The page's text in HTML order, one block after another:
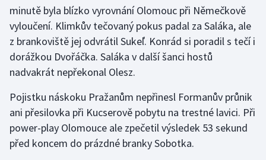
minutě byla blízko vyrovnání Olomouc při Němečkově
vyloučení. Klimkův tečovaný pokus padal za Saláka, ale
z brankoviště jej odvrátil Sukeľ. Konrád si poradil s tečí i
dorážkou Dvořáčka. Saláka v další šanci hostů
nadvakrát nepřekonal Olesz.
Pojistku náskoku Pražanům nepřinesl Formanův průnik
ani přesilovka při Kucserově pobytu na trestné lavici. Při
power-play Olomouce ale zpečetil výsledek 53 sekund
před koncem do prázdné branky Sobotka.